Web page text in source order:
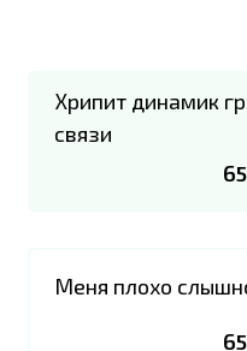
Хрипит динамик
связи
Меня плохо